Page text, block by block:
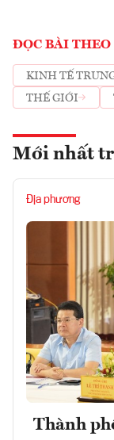
ĐỌC BÀI
KINH TẾ
THẾ GIỚI
Mới nhất
Địa phương
Thành